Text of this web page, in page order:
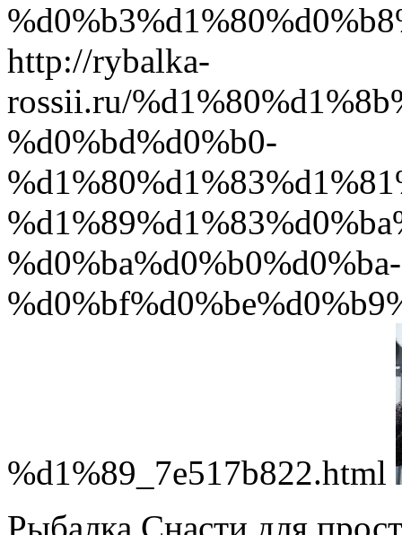
http://rybalka-
rossii.ru/
%d0%bd%d0%b0-
%d0%ba%d0%b0%d0%ba-
%d1%89_7e517b822.html